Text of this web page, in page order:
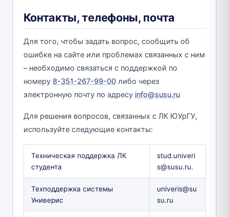
Контакты, телефоны, почта
Для того, чтобы задать вопрос, сообщить об
ошибке на сайте или проблемах связанных с ним
– необходимо связаться с поддержкой по
номеру 8-351-267-99-00либо через
электронную почту по адресу info@susu.ru
Для решения вопросов, связанных с ЛК ЮУрГУ,
используйте следующие контакты:
Техническая поддержка ЛК
студента
stud.univeri
s@susu.ru.
Техподдержка системы
Универис
univeris@su
su.ru